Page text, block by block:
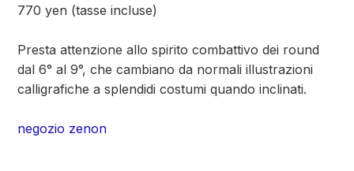
770 yen (tasse incluse)
Presta attenzione allo spirito combattivo dei round
dal 6° al 9°, che cambiano da normali illustrazioni
calligrafiche a splendidi costumi quando inclinati.
negozio zenon